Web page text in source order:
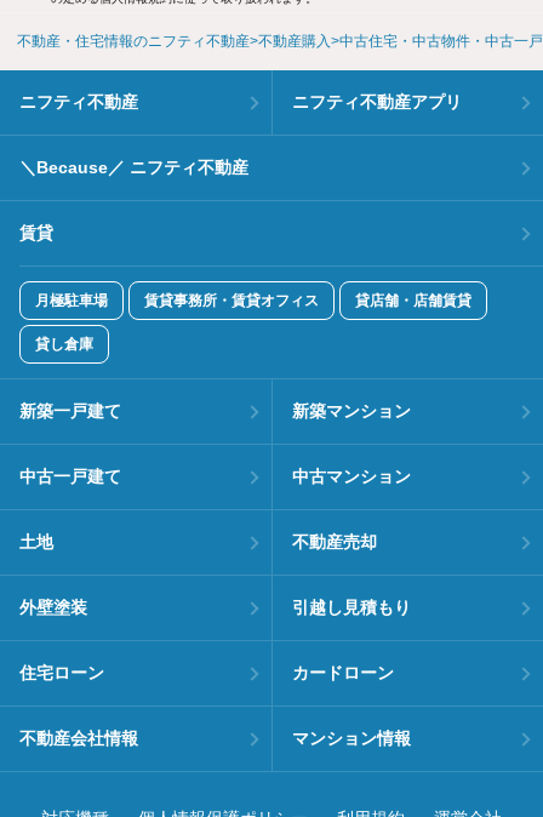
不動産・住宅情報のニフティ不動産 不動産購入 中古住宅・中古物件・中古一
ニフティ不動産 ニフティ不動産アプリ
＼Because／ ニフティ不動産
賃貸
月極駐車場 賃貸事務所・賃貸オフィス 貸店舗・店舗賃貸
貸し倉庫
新築一戸建て 新築マンション
中古一戸建て 中古マンション
土地 不動産売却
外壁塗装 引越し見積もり
住宅ローン カードローン
不動産会社情報 マンション情報